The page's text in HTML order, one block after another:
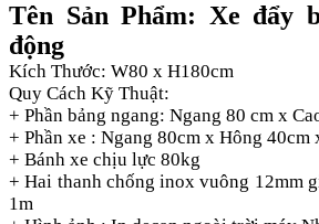
Tên Sản Phẩm: Xe đẩy
động
Kích Thước: W80 x H180cm
Quy Cách Kỹ Thuật:
+ Phần bảng ngang: Ngang 80 cm x
+ Phần xe : Ngang 80cm x Hông 40cm
+ Bánh xe chịu lực 80kg
+ Hai thanh chống inox vuông 12mm
1m